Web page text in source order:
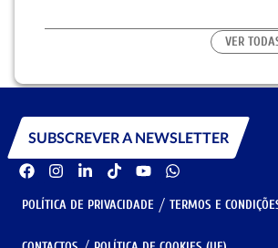
VER
SUBSCREVER A NEWSLETTER
POLÍTICA DE PRIVACIDADE TERMOS E